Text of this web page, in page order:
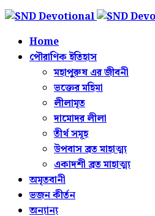
Home
পৌরাণিক ইতিহাস
মহাপুরুষ এর জীবনী
ভক্তের মহিমা
লীলামৃত
দামোদর লীলা
তীর্থ সমূহ
উপবাস ব্রত মাহাত্ম্য
একাদশী ব্রত মাহাত্ম্য
অমৃতবানী
ভজন কীর্তন
অন্যান্য